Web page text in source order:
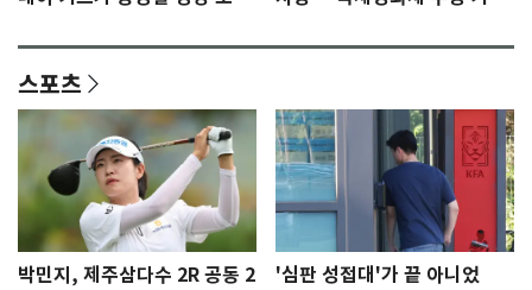
스포츠
박민지, 제주삼다수 2R 공동 2
'심판 성접대'가 끝 아니었